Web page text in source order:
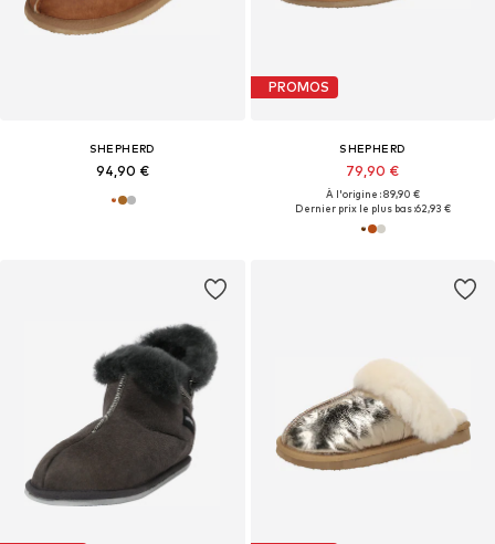
SHEPHERD
94,90 €
PROMOS
SHEPHERD
79,90 €
À l'origine : 89,90 €
Dernier prix le plus bas :62,93 €